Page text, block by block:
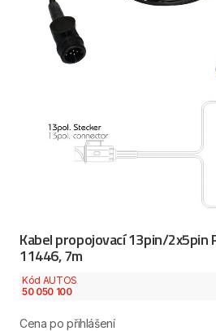
Kabel propojovací 13pin/2x5pin
11446, 7m
Kód AUTOS
50 050 100
Cena po přihlášení